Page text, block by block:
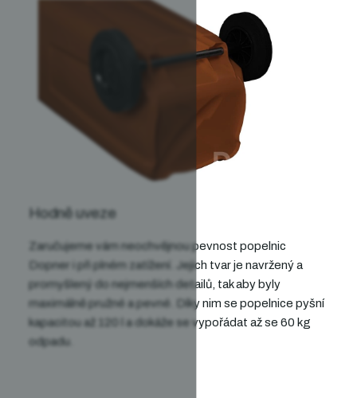
Hodně uveze
Zaručujeme vám neochvějnou pevnost popelnic
Dopner i při plném zatížení. Jejich tvar je navrženýa
promyšlený
do nejmenších detailů, tak aby byly
maximálně pružné a pevné. Díky nim se popelnice pyšní
kapacitou až 120 l a dokáže se vypořádat až se 60 kg
odpadu.